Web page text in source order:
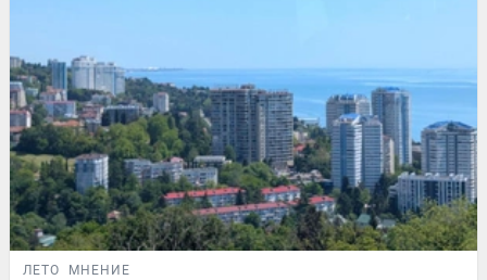
ЛЕТО МНЕНИЕ